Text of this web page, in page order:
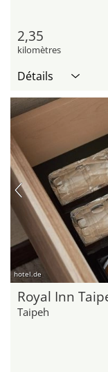
2,35
kilomètres
Détails
hotel.de
Royal Inn
Taipeh